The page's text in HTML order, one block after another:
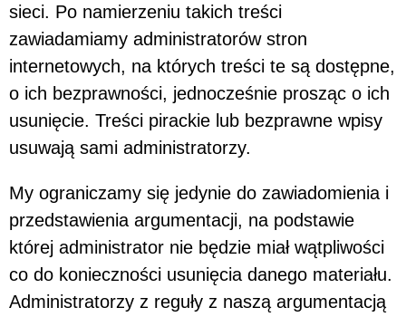
sieci. Po namierzeniu takich treści
zawiadamiamy administratorów stron
internetowych, na których treści te są dostępne,
o ich bezprawności, jednocześnie prosząc o ich
usunięcie. Treści pirackie lub bezprawne wpisy
usuwają sami administratorzy.
My ograniczamy się jedynie do zawiadomienia i
przedstawienia argumentacji, na podstawie
której administrator nie będzie miał wątpliwości
co do konieczności usunięcia danego materiału.
Administratorzy z reguły z naszą argumentacją